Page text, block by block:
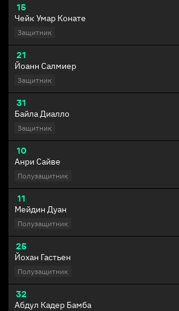
15
Чейк Умар Конате
Защитник
21
Йоанн Салмиер
Защитник
31
Байла Диалло
Защитник
10
Анри Сайве
Полузащитник
11
Мейдин Дуан
Полузащитник
25
Йохан Гастьен
Полузащитник
32
Абдул Кадер Бамба